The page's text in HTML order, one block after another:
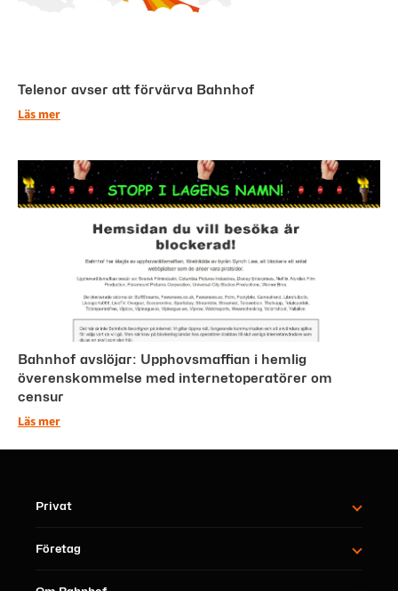
Telenor avser att förvärva Bahnhof
Läs mer
Bahnhof avslöjar: Upphovsmaffian i hemlig
överenskommelse med internetoperatörer om
censur
Läs mer
Privat
Företag